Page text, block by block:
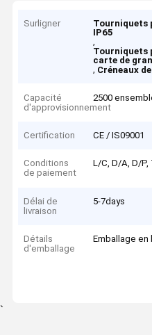
Surligner
Tourniquets
IP65
,
Tourniquets
carte de
, Créneaux
Capacité
d'approvisionnement
2500
Certification CE / IS09001
Conditions
de paiement
L/C, D/A, D/
Délai de
livraison
5-7days
Détails
d'emballage
Emballage en
`